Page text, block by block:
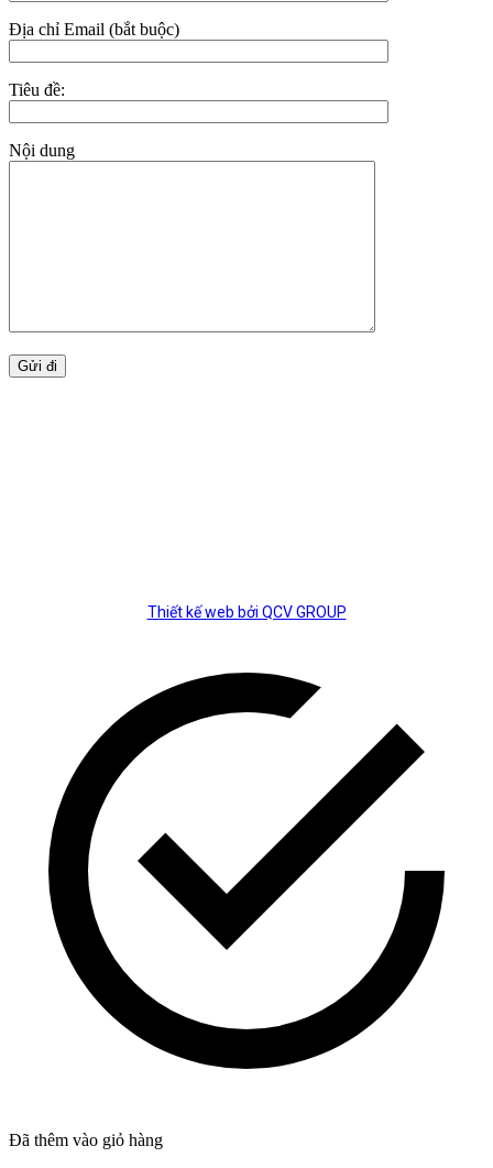
Địa chỉ Email (bắt buộc)
Tiêu đề:
Nội dung
Thiết kế web bởi QCV GROUP
Đã thêm vào giỏ hàng